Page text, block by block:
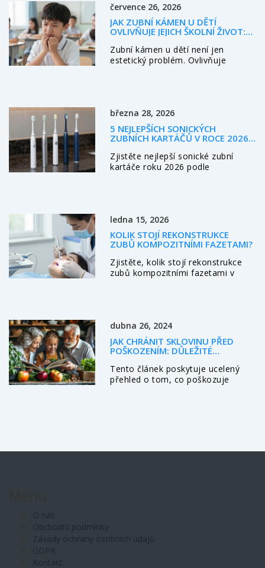
července 26, 2026
JAK ZUBNÍ KÁMEN U DĚTÍ
OVLIVŇUJE JEJICH ŠKOLNÍ ŽIVOT:
Zubní kámen u dětí není jen
estetický problém. Ovlivňuje
března 28, 2026
5 NEJLEPŠÍCH SONICKÝCH
ZUBNÍCH KARTÁČŮ V ROCE 2026 -
Zjistěte nejlepší sonické zubní
kartáče roku 2026 podle
ledna 15, 2026
KOLIK STOJÍ REKONSTRUKCE
ZUBŮ KOMPOZITNÍMI FAZETAMI?
Zjistěte, kolik stojí rekonstrukce
zubů kompozitními fazetami v
dubna 26, 2024
JAK CHRÁNIT SKLOVINU PŘED
POŠKOZENÍM: DŮLEŽITÉ
Tento článek poskytuje ucelený
přehled o tom, co poškozuje
praktiky jsou nejefektivnější v
O nás
Obchodní podmínky
Zásady ochrany osobních údajů
GDPR
Kontakt